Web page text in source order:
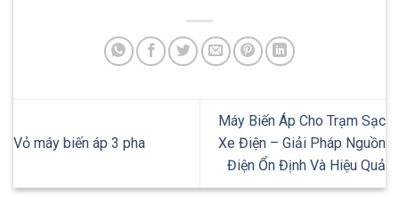
Vỏ máy biến áp 3 pha
Máy Biến Áp Cho Trạm Sạc
Xe Điện – Giải Pháp Nguồn
Điện Ổn Định Và Hiệu Quả